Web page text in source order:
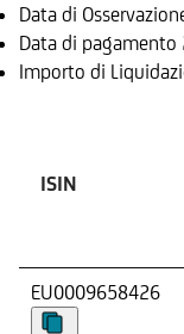
Data di
Data di pagamento
Importo di
ISIN
EU0009658426